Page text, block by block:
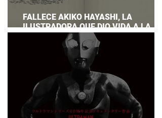
FALLECE AKIKO HAYASHI, LA
ILUSTRADORA QUE DIO VIDA A LA
NOVELA ORIGINAL DE KIKI'S DELIVERY